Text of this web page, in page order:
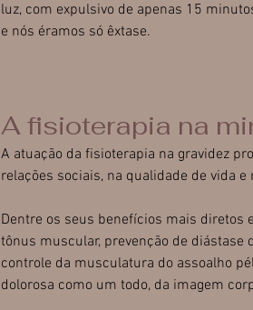
luz, com expulsivo de apenas 15
e nós éramos só êxtase.
A fisioterapia na
A atuação da fisioterapia na gravidez
relações sociais, na qualidade de vida
Dentre os seus benefícios mais diretos
tônus muscular, prevenção de diástase
controle da musculatura do assoalho
dolorosa como um todo, da imagem